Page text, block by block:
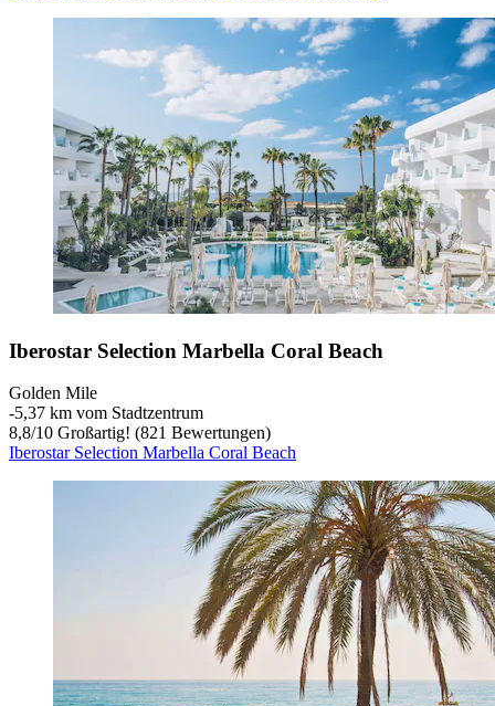
Iberostar Selection Marbella Coral Beach
Golden Mile
‐5,37 km vom Stadtzentrum
8,8/10 Großartig! (821 Bewertungen)
Iberostar Selection Marbella Coral Beach